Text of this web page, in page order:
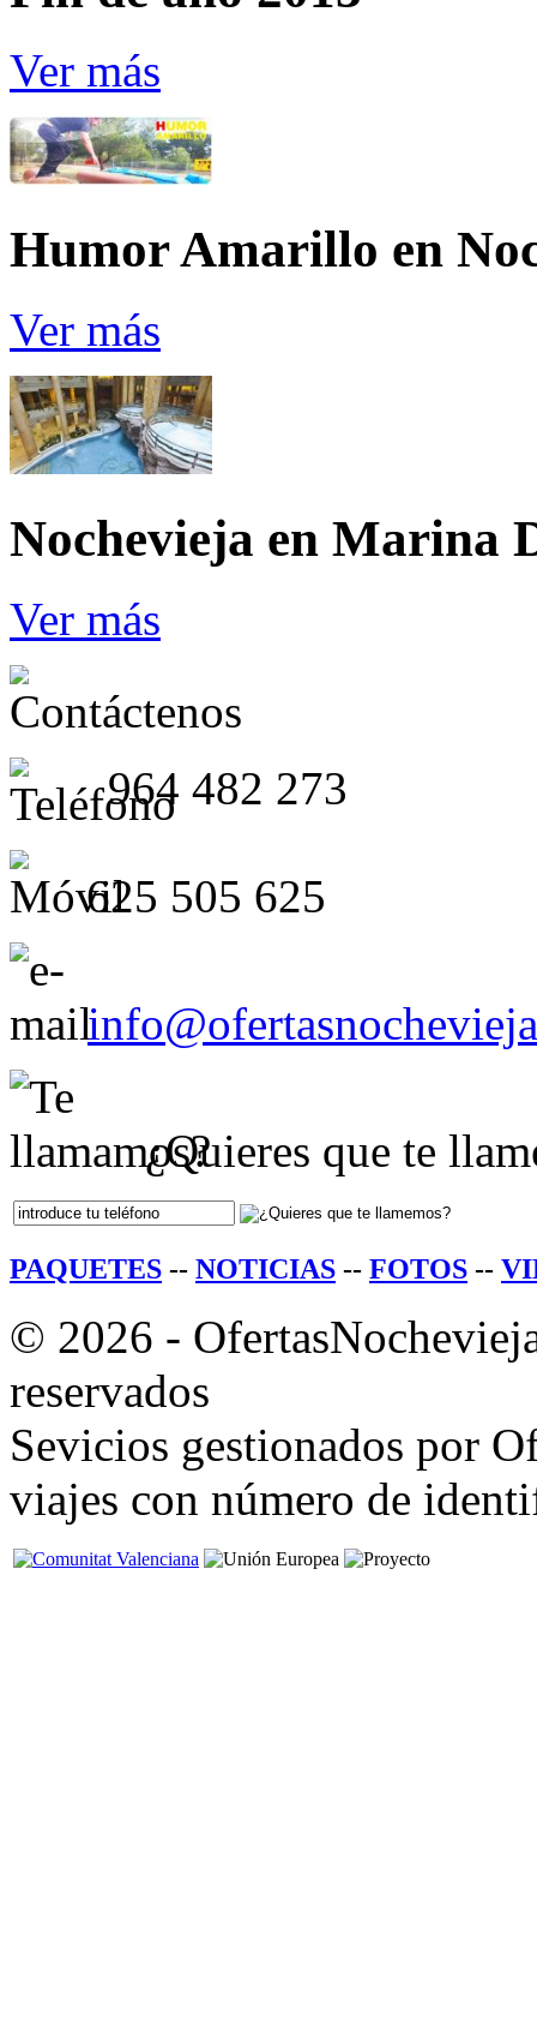
Ver más
Humor Amarillo en
Ver más
Nochevieja en Marina
Ver más
964 482 273
625 505 625
¿Quieres que te
PAQUETES -- NOTICIAS -- FOTOS --
© 2026 -
reservados
Sevicios gestionados por
viajes con número de